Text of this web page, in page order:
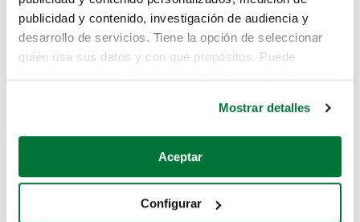
publicidad y contenido, investigación de audiencia y
desarrollo de servicios. Tiene la opción de seleccionar
quién usa sus datos y con qué propósitos. Puede
Si lo permite, también quisiéramos:
Recopilar información sobre su ubicación geográfica
Identificar su dispositivo analizándolo activamente
Mostrar detalles
Aceptar
Configurar
Pero puedes encontrar el coche que estás
buscando en alguno de estos enlaces:
Coches de segunda mano
Coches de km0